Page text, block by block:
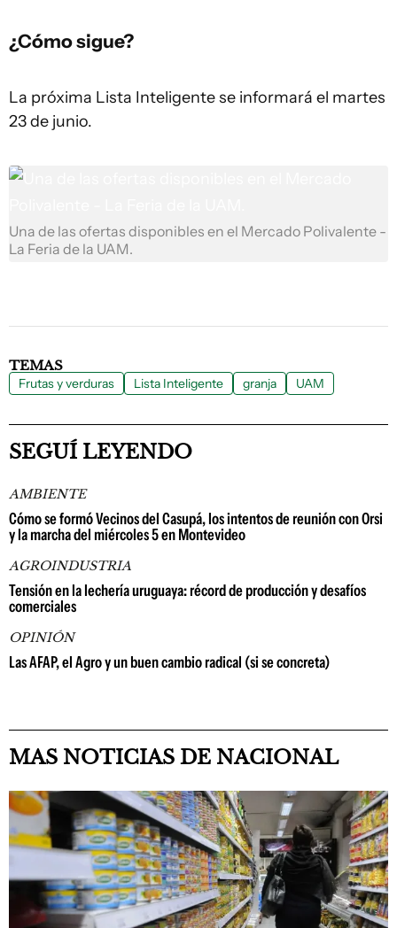
¿Cómo sigue?
La próxima Lista Inteligente se informará el martes
23 de junio.
Una de las ofertas disponibles en el Mercado Polivalente -
La Feria de la UAM.
TEMAS
Frutas y verduras Lista Inteligente granja UAM
SEGUÍ LEYENDO
AMBIENTE
Cómo se formó Vecinos del Casupá, los intentos de reunión con Orsi
y la marcha del miércoles 5 en Montevideo
AGROINDUSTRIA
Tensión en la lechería uruguaya: récord de producción y desafíos
comerciales
OPINIÓN
Las AFAP, el Agro y un buen cambio radical (si se concreta)
MAS NOTICIAS DE NACIONAL